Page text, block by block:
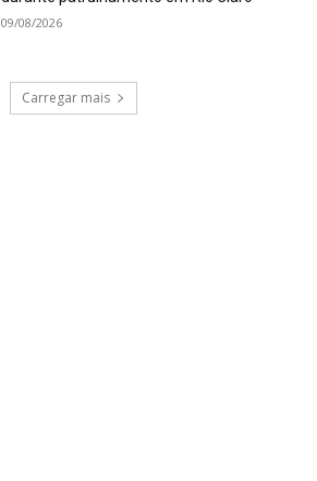
09/08/2026
Carregar mais